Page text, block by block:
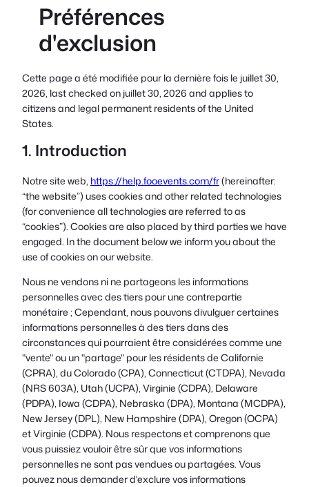
Polish
Czech
Préférences
d'exclusion
Cette page a été modifiée pour la dernière fois le juillet 30,
2026, last checked on juillet 30, 2026 and applies to
citizens and legal permanent residents of the United
States.
1. Introduction
Notre site web, https://help.fooevents.com/fr(hereinafter:
“the website”) uses cookies and other related technologies
(for convenience all technologies are referred to as
“cookies”). Cookies are also placed by third parties we have
engaged. In the document below we inform you about the
use of cookies on our website.
Nous ne vendons ni ne partageons les informations
personnelles avec des tiers pour une contrepartie
monétaire ; Cependant, nous pouvons divulguer certaines
informations personnelles à des tiers dans des
circonstances qui pourraient être considérées comme une
"vente" ou un "partage" pour les résidents de Californie
(CPRA), du Colorado (CPA), Connecticut (CTDPA), Nevada
(NRS 603A), Utah (UCPA), Virginie (CDPA), Delaware
(PDPA), Iowa (CDPA), Nebraska (DPA), Montana (MCDPA),
New Jersey (DPL), New Hampshire (DPA), Oregon (OCPA)
et Virginie (CDPA). Nous respectons et comprenons que
vous puissiez vouloir être sûr que vos informations
personnelles ne sont pas vendues ou partagées. Vous
pouvez nous demander d'exclure vos informations